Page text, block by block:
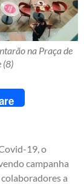
na Praça de
(8)
19, o
campanha
a